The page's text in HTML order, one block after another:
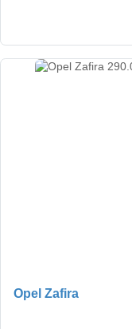
Opel Zafira